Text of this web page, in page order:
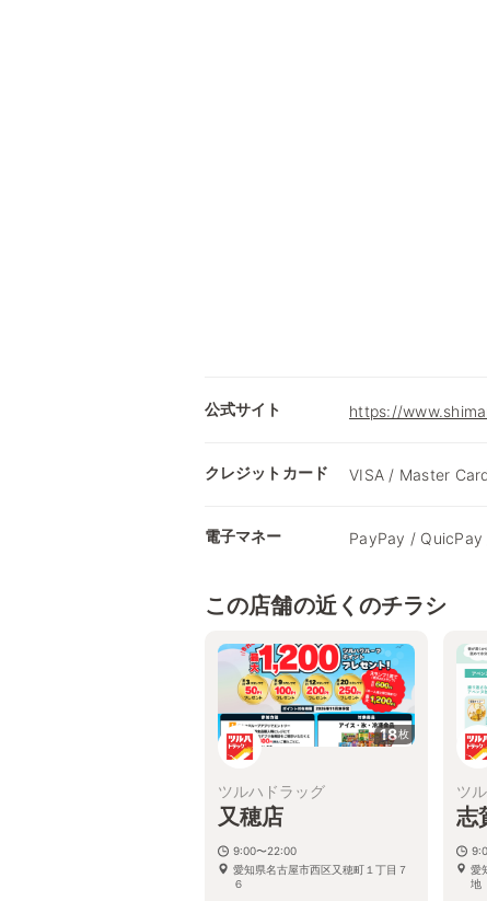
公式サイト https://
クレジットカード VISA / Master
電子マネー PayPay /
この店舗の近くのチラシ
18枚
ツルハドラッグ
又穂店
9:00〜22:00
愛知県名古屋市西区又穂町１丁目７
６
ツ
志
愛
地